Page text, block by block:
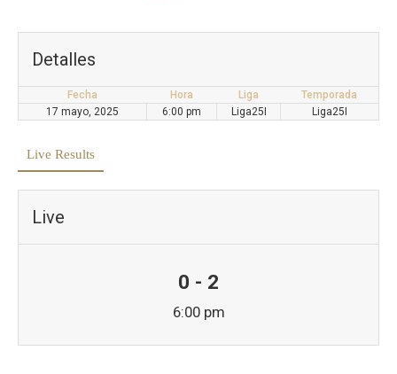
Detalles
Fecha Hora Liga
Temporada
17 mayo, 2025
6:00 pm Liga25I Liga25I
Live Results
Live
0 - 2
6:00 pm